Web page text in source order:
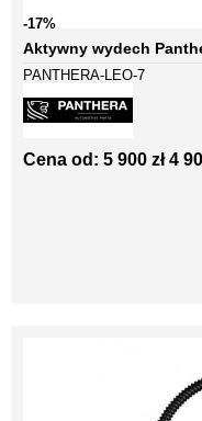
-17%
Aktywny wydech
PANTHERA-LEO-7
Cena od: 5 900 zł 4